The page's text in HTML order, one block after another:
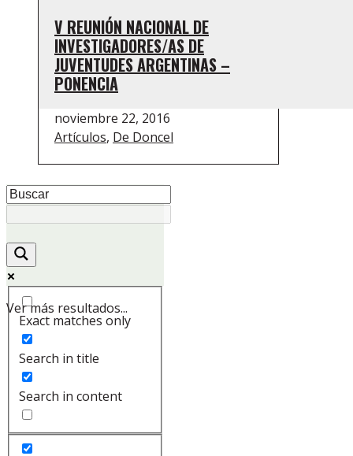
V REUNIÓN NACIONAL DE
INVESTIGADORES/AS DE
JUVENTUDES ARGENTINAS –
PONENCIA
noviembre 22, 2016
Artículos, De Doncel
Ver más resultados...
Exact matches only
Search in title
Search in content